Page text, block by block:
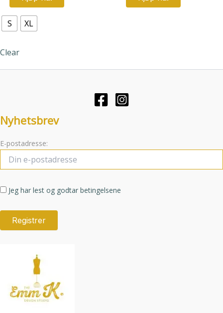
kan
produktsiden
S XL
Clear
Nyhetsbrev
E-postadresse:
Jeg har lest og godtar betingelsene